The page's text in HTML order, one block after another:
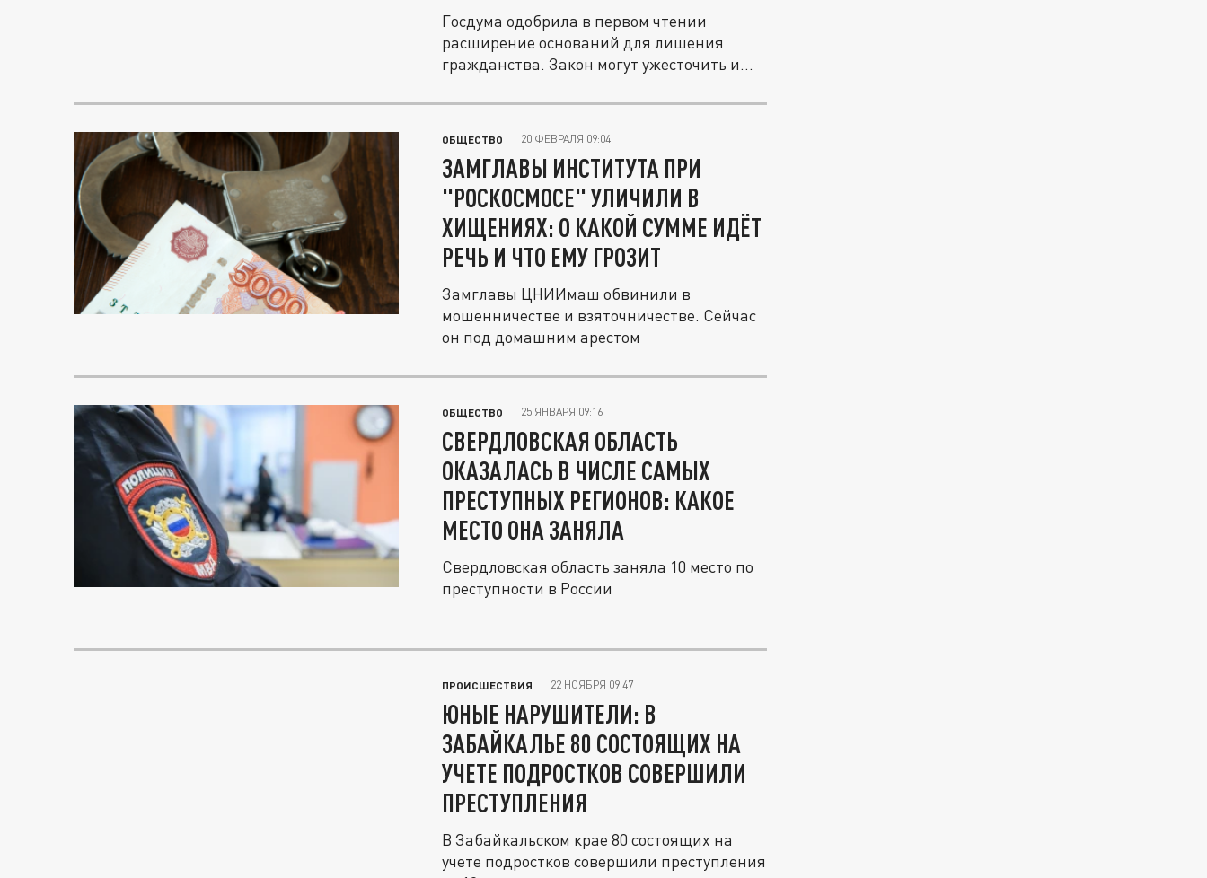
Госдума одобрила в первом чтении
расширение оснований для лишения
гражданства. Закон могут ужесточить и...
ОБЩЕСТВО 20 ФЕВРАЛЯ 09:04
ЗАМГЛАВЫ ИНСТИТУТА ПРИ
"РОСКОСМОСЕ" УЛИЧИЛИ В
ХИЩЕНИЯХ: О КАКОЙ СУММЕ ИДЁТ
РЕЧЬ И ЧТО ЕМУ ГРОЗИТ
Замглавы ЦНИИмаш обвинили в
мошенничестве и взяточничестве. Сейчас
он под домашним арестом
ОБЩЕСТВО 25 ЯНВАРЯ 09:16
СВЕРДЛОВСКАЯ ОБЛАСТЬ
ОКАЗАЛАСЬ В ЧИСЛЕ САМЫХ
ПРЕСТУПНЫХ РЕГИОНОВ: КАКОЕ
МЕСТО ОНА ЗАНЯЛА
Свердловская область заняла 10 место по
преступности в России
ПРОИСШЕСТВИЯ 22 НОЯБРЯ 09:47
ЮНЫЕ НАРУШИТЕЛИ: В
ЗАБАЙКАЛЬЕ 80 СОСТОЯЩИХ НА
УЧЕТЕ ПОДРОСТКОВ СОВЕРШИЛИ
ПРЕСТУПЛЕНИЯ
В Забайкальском крае 80 состоящих на
учете подростков совершили преступления